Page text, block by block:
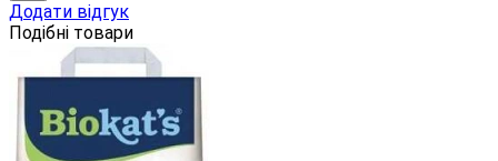
Додати відгук
Подібні товари